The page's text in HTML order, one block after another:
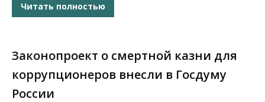
Читать полностью
Законопроект о смертной казни для
коррупционеров внесли в Госдуму
России